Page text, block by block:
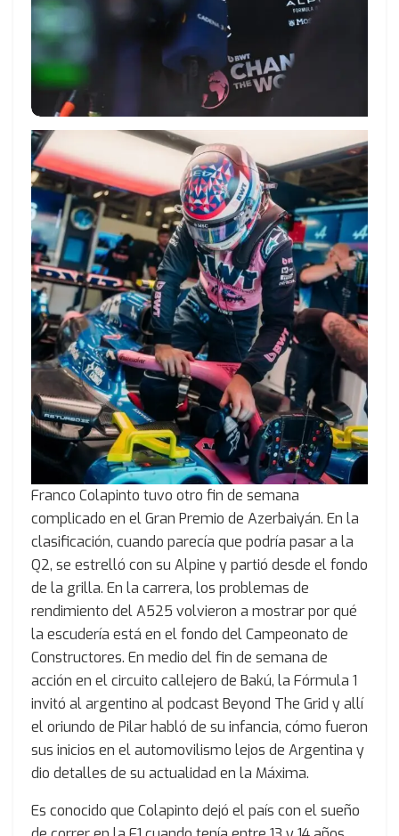
Franco Colapinto tuvo otro fin de semana
complicado en el Gran Premio de Azerbaiyán. En la
clasificación, cuando parecía que podría pasar a la
Q2, se estrelló con su Alpine y partió desde el fondo
de la grilla. En la carrera, los problemas de
rendimiento del A525 volvieron a mostrar por qué
la escudería está en el fondo del Campeonato de
Constructores. En medio del fin de semana de
acción en el circuito callejero de Bakú, la Fórmula 1
invitó al argentino al podcast Beyond The Grid y allí
el oriundo de Pilar habló de su infancia, cómo fueron
sus inicios en el automovilismo lejos de Argentina y
dio detalles de su actualidad en la Máxima.
Es conocido que Colapinto dejó el país con el sueño